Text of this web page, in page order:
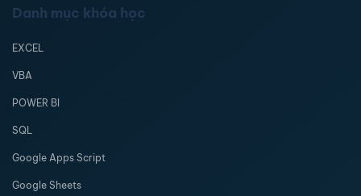
Danh mục khóa học
EXCEL
VBA
POWER BI
SQL
Google Apps Script
Google Sheets